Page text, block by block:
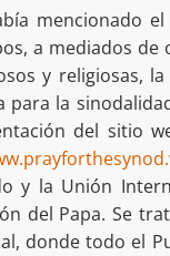
mencionado
a mediados
y religiosas,
para la
del sitio
y la Unión
del Papa. Se
donde todo el